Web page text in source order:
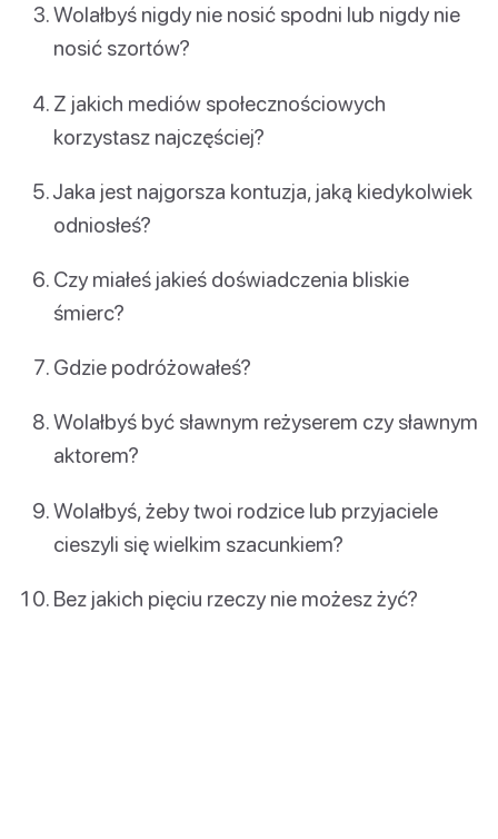
Wolałbyś nigdy nie nosić spodni lub nigdy nie
nosić szortów?
Z jakich mediów społecznościowych
korzystasz najczęściej?
Jaka jest najgorsza kontuzja, jaką kiedykolwiek
odniosłeś?
Czy miałeś jakieś doświadczenia bliskie
śmierc?
Gdzie podróżowałeś?
Wolałbyś być sławnym reżyserem czy sławnym
aktorem?
Wolałbyś, żeby twoi rodzice lub przyjaciele
cieszyli się wielkim szacunkiem?
Bez jakich pięciu rzeczy nie możesz żyć?